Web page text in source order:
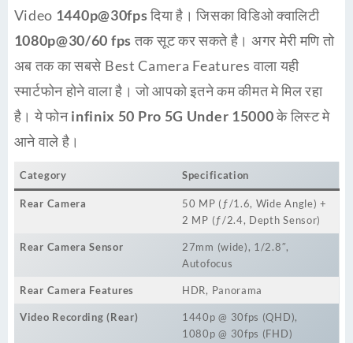
Video 1440p@30fpsदिया है। जिसका विडिओ क्वालिटी
1080p@30/60 fpsतक सूट कर सकते है। अगर मेरी मणि तो
अब तक का सबसे Best Camera Features वाला यही
स्मार्टफोन होने वाला है। जो आपको इतने कम कीमत मे मिल रहा
है। ये फोनinfinix 50 Pro 5G Under 15000के लिस्ट मे
आने वाले है।
Category Specification
Rear Camera
50 MP (ƒ/1.6, Wide Angle) +
2 MP (ƒ/2.4, Depth Sensor)
Rear Camera Sensor
27mm (wide), 1/2.8″,
Autofocus
Rear Camera Features HDR, Panorama
Video Recording (Rear)
1440p @ 30fps (QHD),
1080p @ 30fps (FHD)